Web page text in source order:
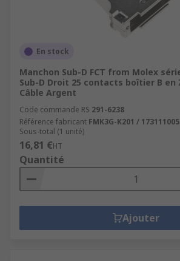
En stock
Manchon Sub-D FCT from Molex
Sub-D Droit 25 contacts boîtier B en
Câble Argent
Code commande RS 291-6238
Référence fabricant FMK3G-K201 /
Sous-total (1 unité)
16,81 €HT
Quantité
Ajouter